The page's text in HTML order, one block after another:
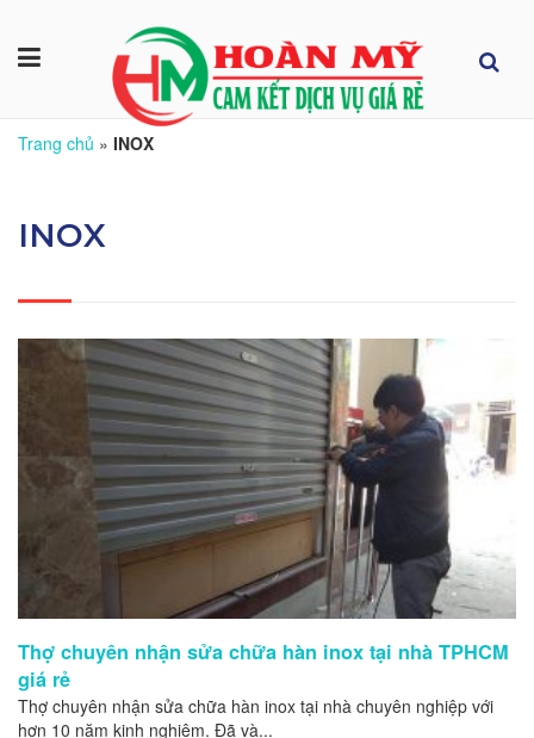
Trang chủ » INOX
INOX
Thợ chuyên nhận sửa chữa hàn inox tại nhà TPHCM
giá rẻ
Thợ chuyên nhận sửa chữa hàn inox tại nhà chuyên nghiệp với
hơn 10 năm kinh nghiệm. Đã và...